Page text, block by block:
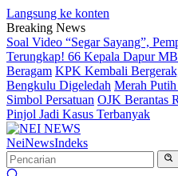
Langsung ke konten
Breaking News
Soal Video “Segar Sayang”,
Terungkap! 66 Kepala Dapur
Beragam KPK Kembali
Bengkulu Digeledah Merah
Simbol Persatuan OJK Berantas
Pinjol Jadi Kasus Terbanyak
NeiNewsIndeks